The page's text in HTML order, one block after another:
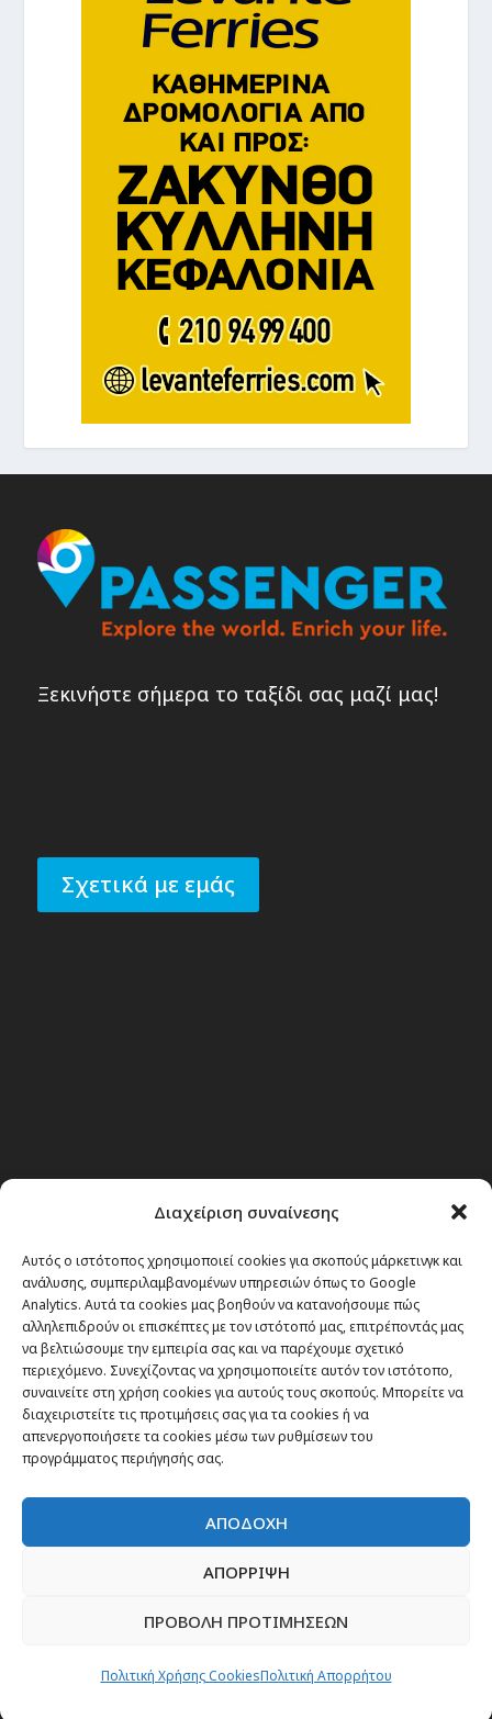
Διαχείριση συναίνεσης
Αυτός ο ιστότοπος χρησιμοποιεί cookies για σκοπούς μάρκετινγκ και
ανάλυσης, συμπεριλαμβανομένων υπηρεσιών όπως το Google
Analytics. Αυτά τα cookies μας βοηθούν να κατανοήσουμε πώς
αλληλεπιδρούν οι επισκέπτες με τον ιστότοπό μας, επιτρέποντάς μας
να βελτιώσουμε την εμπειρία σας και να παρέχουμε σχετικό
περιεχόμενο. Συνεχίζοντας να χρησιμοποιείτε αυτόν τον ιστότοπο,
συναινείτε στη χρήση cookies για αυτούς τους σκοπούς. Μπορείτε να
διαχειριστείτε τις προτιμήσεις σας για τα cookies ή να
απενεργοποιήσετε τα cookies μέσω των ρυθμίσεων του
προγράμματος περιήγησής σας.
ΑΠΟΔΟΧΗ
ΑΠΟΡΡΙΨΗ
ΠΡΟΒΟΛΗ ΠΡΟΤΙΜΗΣΕΩΝ
Πολιτική Χρήσης CookiesΠολιτική Απορρήτου
Ξεκινήστε σήμερα το ταξίδι σας μαζί μας!
Σχετικά με εμάς
Θέματα
Passenger στην Ελλάδα
Passenger στον κόσμο